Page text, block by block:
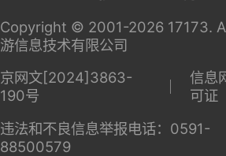
Copyright © 2001-2026 17173.
游信息技术有限公司
京网文[2024]3863-
190号
信息
可证
违法和不良信息举报电话：0591-
88500579